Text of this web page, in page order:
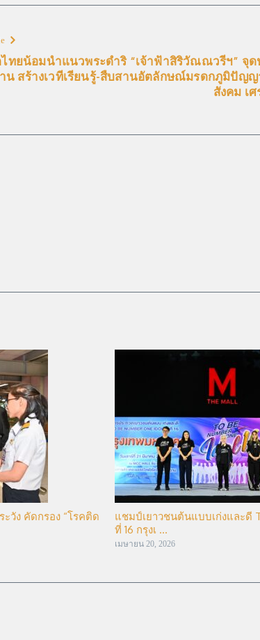
ทยน้อมนำแนวพระดำริ “เจ้าฟ้าสิริวัณณวรีฯ” จุ
น สร้างเวทีเรียนรู้-สืบสานอัตลักษณ์มรดกภูมิปัญ
สังคม เ
วัง คัดกรอง “โรคติด
แชมป์เยาวชนต้นแบบเก่งและดี
ที่ 16 กรุงเ ...
เมษายน 20, 2026